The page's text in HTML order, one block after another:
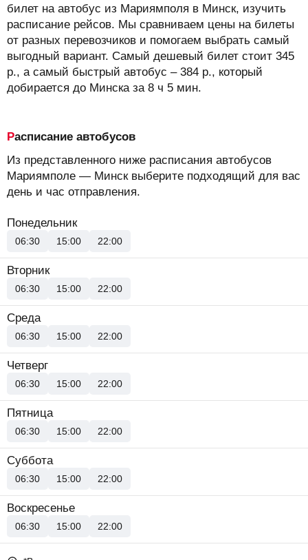
билет на автобус из Мариямполя в Минск, изучить
расписание рейсов. Мы сравниваем цены на билеты
от разных перевозчиков и помогаем выбрать самый
выгодный вариант. Самый дешевый билет стоит 345
р., а самый быстрый автобус – 384 р., который
добирается до Минска за 8 ч 5 мин.
Расписание автобусов
Из представленного ниже расписания автобусов
Мариямполе — Минск выберите подходящий для вас
день и час отправления.
Понедельник
06:30 15:00 22:00
Вторник
06:30 15:00 22:00
Среда
06:30 15:00 22:00
Четверг
06:30 15:00 22:00
Пятница
06:30 15:00 22:00
Суббота
06:30 15:00 22:00
Воскресенье
06:30 15:00 22:00